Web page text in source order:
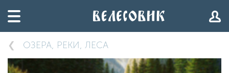
ОЗЕРА, РЕКИ, ЛЕСА